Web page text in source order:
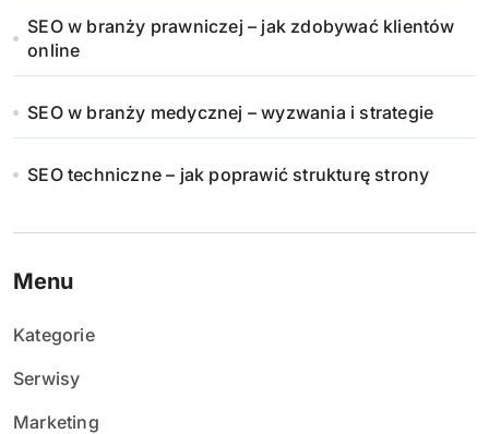
SEO w branży prawniczej – jak zdobywać klientów
online
SEO w branży medycznej – wyzwania i strategie
SEO techniczne – jak poprawić strukturę strony
Menu
Kategorie
Serwisy
Marketing